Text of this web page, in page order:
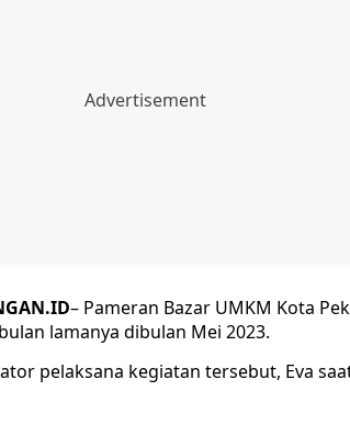
– Pameran Bazar UMKM Kota
lamanya dibulan Mei 2023.
pelaksana kegiatan tersebut, Eva